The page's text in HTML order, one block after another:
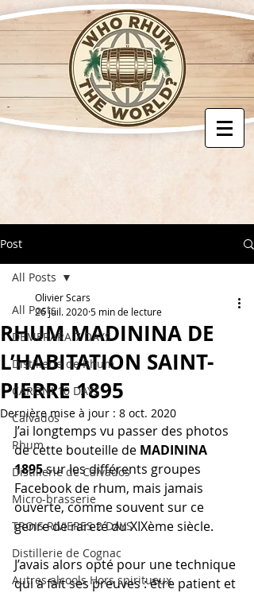
Post
All Posts
DEMERARA 7 DAYS
Distillerie de Rhum
CARONI 10 DAYS
Calvados
Rhum
Distillerie de Calvados
Micro-brasserie
TROIS RIVIERES 2 DAYS
Distillerie de Cognac
Autres alcools Hors spiritueux
All Posts
RHUM MADININA DE
L’HABITATION SAINT-
PIERRE 1895
Olivier Scars
26 juil. 20205 min de lecture
Dernière mise à jour : 8 oct. 2020
J’ai longtemps vu passer des photos
de cette bouteille de MADININA
1895 sur les différents groupes
Facebook de rhum, mais jamais
ouverte, comme souvent sur ce
genre de rareté du XIXème siècle.
J’avais alors opté pour une technique
qui a fait ses preuves : être patient et